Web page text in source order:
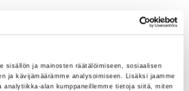
sisällön ja mainosten räätälöimiseen, sosiaalisen
ja kävijämäärämme analysoimiseen. Lisäksi jaamme
analytiikka-alan kumppaneillemme tietoja siitä, miten